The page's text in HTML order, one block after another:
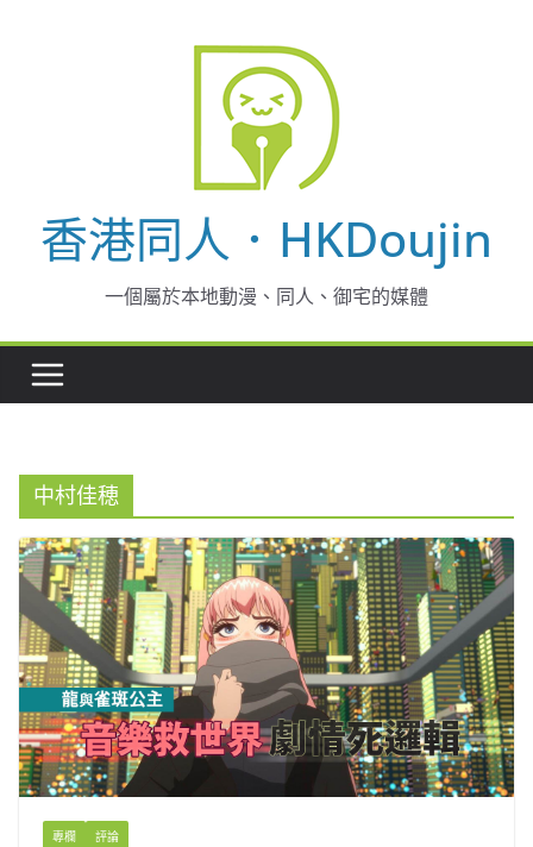
香港同人．HKDoujin
一個屬於本地動漫、同人、御宅的媒體
中村佳穂
專欄 評論